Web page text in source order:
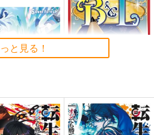
魔郷～
of
Devil～
ス幻樂団
円（税込）
カート
Clutch Shooter #05
Silver Forest
1,430円（税込）
カート
Shooter #04
Forest
BとL
トコトコゲームズ
と見る！